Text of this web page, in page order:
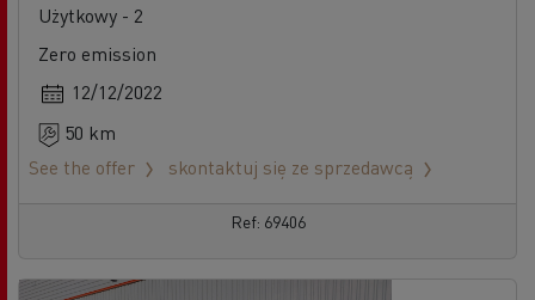
Użytkowy - 2
Zero emission
12/12/2022
50 km
See the offer
skontaktuj się ze sprzedawcą
Ref: 69406